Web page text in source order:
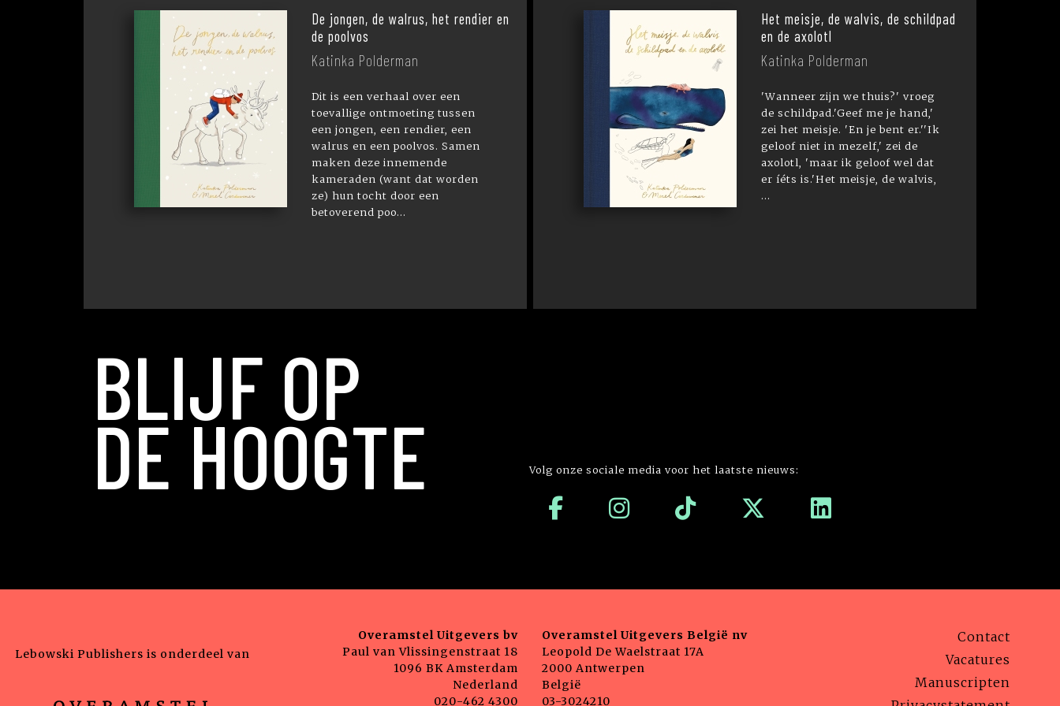
De jongen, de walrus, het rendier en
de poolvos
Katinka Polderman
Dit is een verhaal over een
toevallige ontmoeting tussen
een jongen, een rendier, een
walrus en een poolvos. Samen
maken deze innemende
kameraden (want dat worden
ze) hun tocht door een
betoverend poo...
Het meisje, de walvis, de schildpad
en de axolotl
Katinka Polderman
'Wanneer zijn we thuis?' vroeg
de schildpad.'Geef me je hand,'
zei het meisje. 'En je bent er.''Ik
geloof niet in mezelf,' zei de
axolotl, 'maar ik geloof wel dat
er íéts is.'Het meisje, de walvis,
...
BLIJF OP
DE HOOGTE Volg onze sociale media voor het laatste nieuws:
Lebowski Publishers is onderdeel van
Overamstel Uitgevers bv
Paul van Vlissingenstraat 18
1096 BK Amsterdam
Nederland
020-462 4300
Overamstel Uitgevers België nv
Leopold De Waelstraat 17A
2000 Antwerpen
België
03-3024210
Contact
Vacatures
Manuscripten